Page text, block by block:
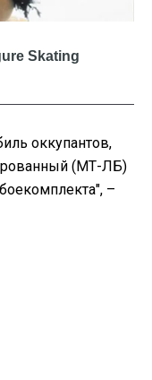
оккупантов,
(МТ-ЛБ)
–